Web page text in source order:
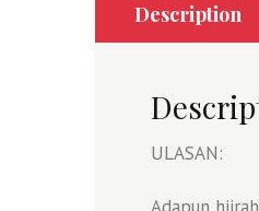
Description
ULASAN: